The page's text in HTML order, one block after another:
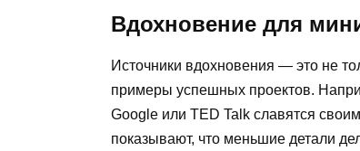
Вдохновение для
Источники вдохновения — это не
примеры успешных проектов.
Google или TED Talk славятся
показывают, что меньшие детали